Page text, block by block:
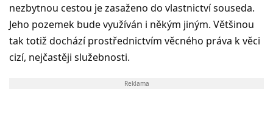
nezbytnou cestou je zasaženo do vlastnictví souseda.
Jeho pozemek bude využíván i někým jiným. Většinou
tak totiž dochází prostřednictvím věcného práva k věci
cizí, nejčastěji služebnosti.
Reklama